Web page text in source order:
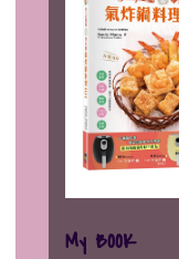
My BOOK